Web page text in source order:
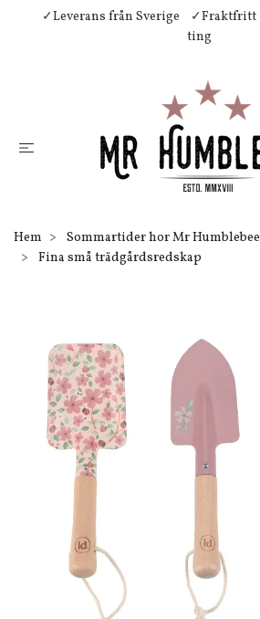
✓Leverans från Sverige ✓Fraktfritt
ting
Hem
Sommartider hor Mr Humblebee
Fina små trädgårdsredskap